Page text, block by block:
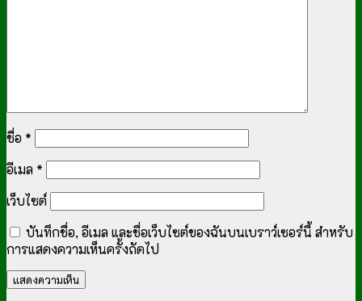
ชื่อ *
อีเมล *
เว็บไซต์
บันทึกชื่อ, อีเมล และชื่อเว็บไซต์ของฉันบนเบราว์เซอร์นี้ สำหรับ
การแสดงความเห็นครั้งถัดไป